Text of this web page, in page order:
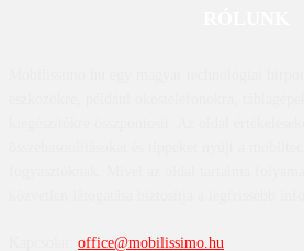
office@mobilissimo.hu